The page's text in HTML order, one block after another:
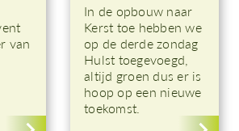
van
In de opbouw naar
Kerst toe hebben we
op de derde zondag
Hulst toegevoegd,
altijd groen dus er is
hoop op een nieuwe
toekomst.